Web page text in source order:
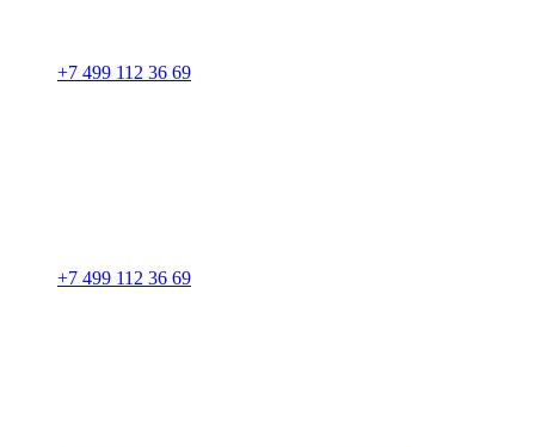
+7 499 112 36 69
+7 499 112 36 69